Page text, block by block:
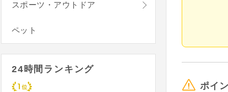
ポイ
スポーツ・アウトドア
ペット
24時間ランキング